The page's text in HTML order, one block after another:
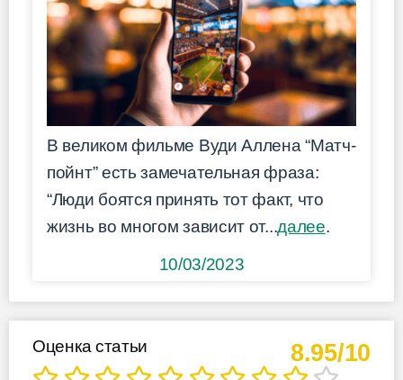
В великом фильме Вуди Аллена “Матч-
пойнт” есть замечательная фраза:
“Люди боятся принять тот факт, что
жизнь во многом зависит от...далее.
10/03/2023
8.95/10
Оценка статьи